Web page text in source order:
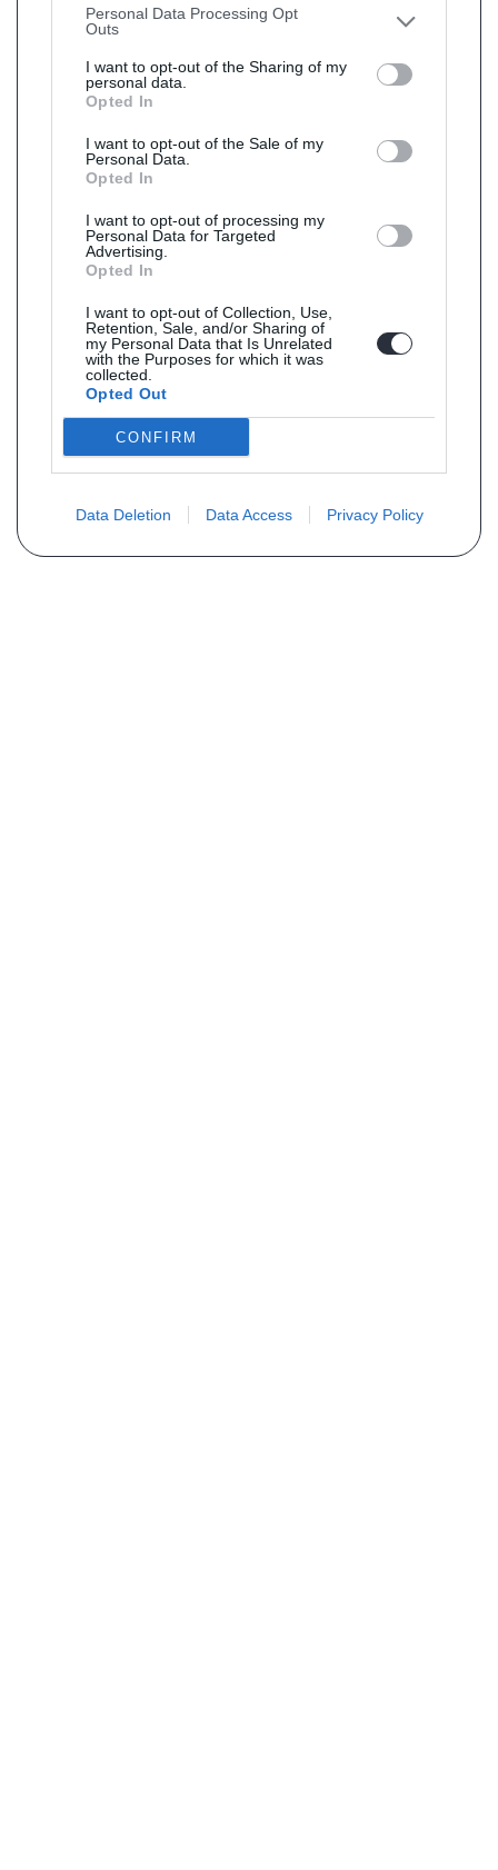
Personal Data Processing Opt
Outs
I want to opt-out of the Sharing of my
personal data.
Opted In
I want to opt-out of the Sale of my
Personal Data.
Opted In
I want to opt-out of processing my
Personal Data for Targeted
Advertising.
Opted In
I want to opt-out of Collection, Use,
Retention, Sale, and/or Sharing of
my Personal Data that Is Unrelated
with the Purposes for which it was
collected.
Opted Out
CONFIRM
Data Deletion Data Access Privacy Policy